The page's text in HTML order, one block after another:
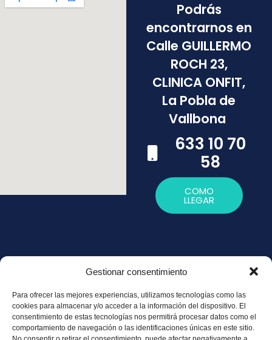
Gestionar consentimiento
Para ofrecer las mejores experiencias, utilizamos tecnologías como las
cookies para almacenar y/o acceder a la información del dispositivo. El
consentimiento de estas tecnologías nos permitirá procesar datos como el
comportamiento de navegación o las identificaciones únicas en este sitio.
Podrás
encontrarnos en
Calle GUILLERMO
ROCH 23,
CLINICA ONFIT,
La Pobla de
Vallbona
633 10 70
58
COMO
LLEGAR
Privacidad
Política de